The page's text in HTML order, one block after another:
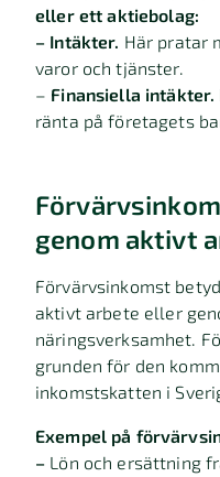
eller ett aktiebolag:
– Intäkter. Här pratar
varor och tjänster.
– Finansiella intäkter.
ränta på företagets
genom aktivt
Förvärvsinkomst
aktivt arbete eller
näringsverksamhet.
grunden för den
inkomstskatten i
Exempel på
– Lön och ersättning